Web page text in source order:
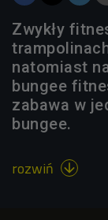
Zwykły
natomiast
bungee
zabawa w
bungee.
rozwiń 